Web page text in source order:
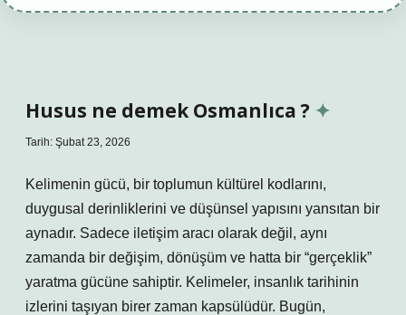
Husus ne demek Osmanlıca ?
Tarih: Şubat 23, 2026
Kelimenin gücü, bir toplumun kültürel kodlarını,
duygusal derinliklerini ve düşünsel yapısını yansıtan bir
aynadır. Sadece iletişim aracı olarak değil, aynı
zamanda bir değişim, dönüşüm ve hatta bir “gerçeklik”
yaratma gücüne sahiptir. Kelimeler, insanlık tarihinin
izlerini taşıyan birer zaman kapsülüdür. Bugün,